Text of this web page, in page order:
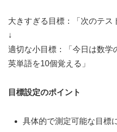
大きすぎる目標：「次のテス
↓
適切な小目標：「今日は数学
英単語を10個覚える」
目標設定のポイント
具体的で測定可能な目標